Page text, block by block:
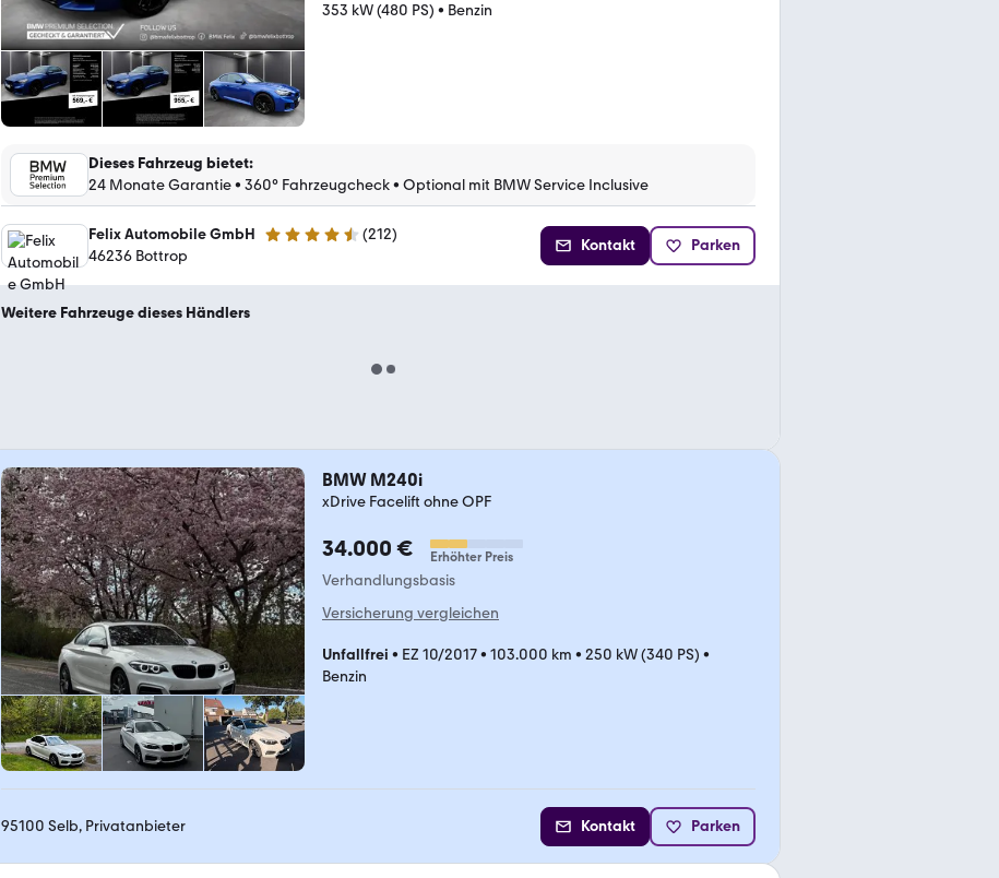
353 kW (480 PS) • Benzin
Dieses Fahrzeug bietet:
24 Monate Garantie• 360° Fahrzeugcheck• Optional mit BMW Service Inclusive
Felix Automobile GmbH 4.5 Sterne (212)
46236 Bottrop
Kontakt Parken
Weitere Fahrzeuge dieses Händlers
BMW M240i
xDrive Facelift ohne OPF
34.000 € Erhöhter Preis
Verhandlungsbasis
Versicherung vergleichen
Unfallfrei • EZ 10/2017• 103.000 km • 250 kW (340 PS) •
Benzin
95100 Selb, Privatanbieter Kontakt Parken